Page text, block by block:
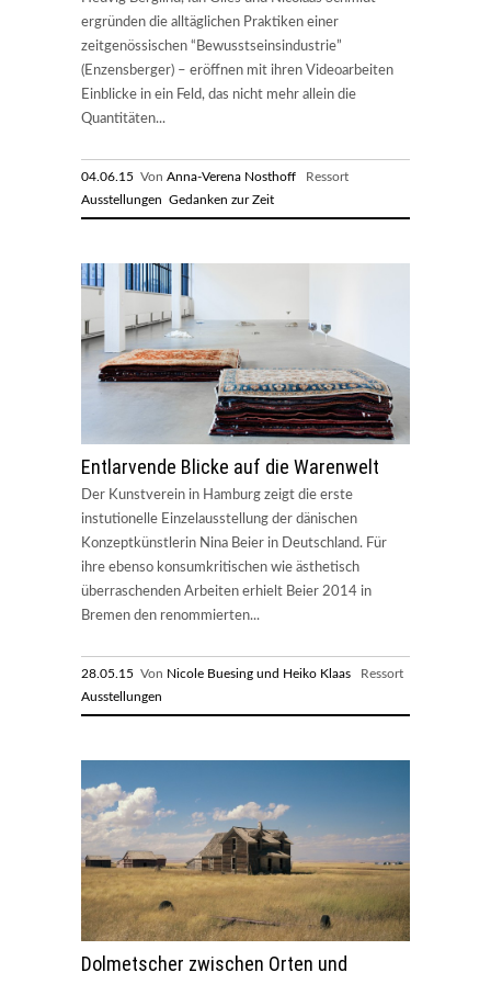
ergründen die alltäglichen Praktiken einer
zeitgenössischen “Bewusstseinsindustrie”
(Enzensberger) – eröffnen mit ihren Videoarbeiten
Einblicke in ein Feld, das nicht mehr allein die
Quantitäten...
04.06.15 Von Anna-Verena Nosthoff Ressort
Ausstellungen Gedanken zur Zeit
Entlarvende Blicke auf die Warenwelt
Der Kunstverein in Hamburg zeigt die erste
instutionelle Einzelausstellung der dänischen
Konzeptkünstlerin Nina Beier in Deutschland. Für
ihre ebenso konsumkritischen wie ästhetisch
überraschenden Arbeiten erhielt Beier 2014 in
Bremen den renommierten...
28.05.15 Von Nicole Buesing und Heiko Klaas Ressort
Ausstellungen
Dolmetscher zwischen Orten und